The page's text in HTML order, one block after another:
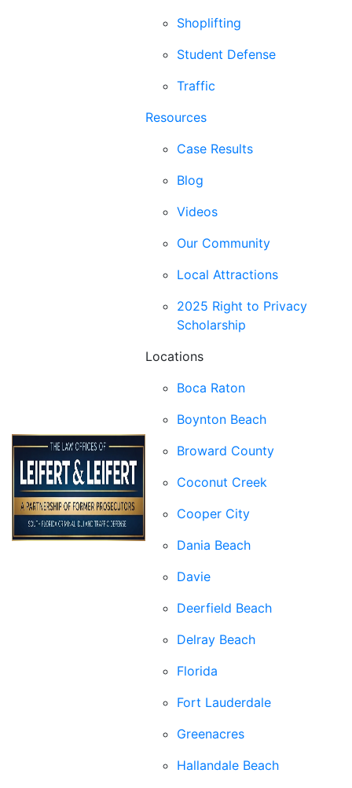
Shoplifting
Student Defense
Traffic
Resources
Case Results
Blog
Videos
Our Community
Local Attractions
2025 Right to Privacy
Scholarship
Locations
Boca Raton
Boynton Beach
Broward County
Coconut Creek
Cooper City
Dania Beach
Davie
Deerfield Beach
Delray Beach
Florida
Fort Lauderdale
Greenacres
Hallandale Beach